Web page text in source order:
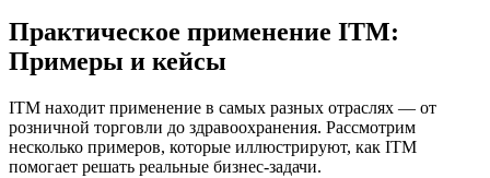
Практическое применение ITM:
Примеры и кейсы
ITM находит применение в самых разных отраслях — от
розничной торговли до здравоохранения. Рассмотрим
несколько примеров, которые иллюстрируют, как ITM
помогает решать реальные бизнес-задачи.